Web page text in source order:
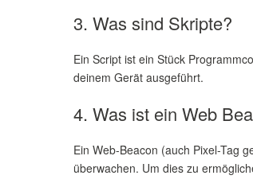
3. Was sind Skripte?
Ein Script ist ein Stück
deinem Gerät ausgeführt.
4. Was ist ein Web
Ein Web-Beacon (auch Pixel-Tag
überwachen. Um dies zu